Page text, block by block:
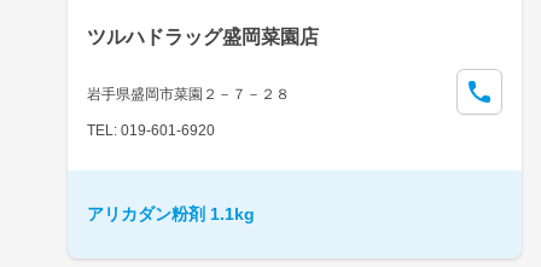
ツルハドラッグ盛岡菜園店
岩手県盛岡市菜園２－７－２８
TEL: 019-601-6920
アリカダン粉剤 1.1kg